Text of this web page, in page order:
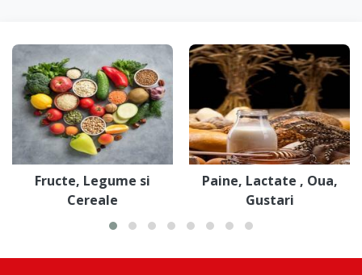
Fructe, Legume si
Cereale
Paine, Lactate , Oua,
Gustari